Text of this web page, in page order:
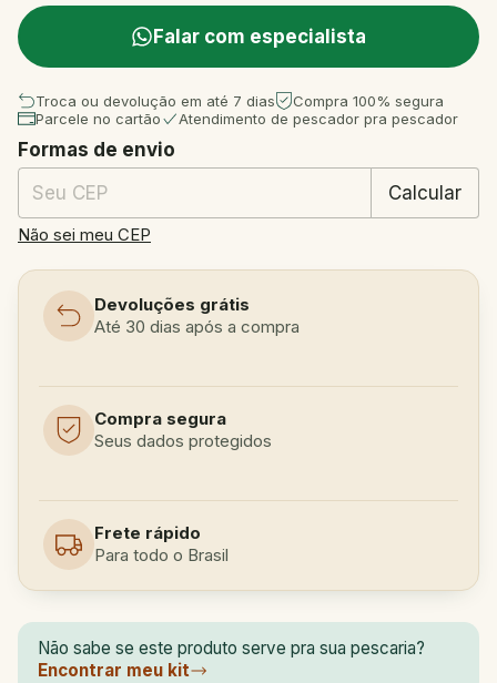
Falar com especialista
Troca ou devolução em até 7 dias
Compra 100% segura
Parcele no cartão
Atendimento de pescador pra pescador
Entregas para o CEP:
Formas de envio
Calcular
Não sei meu CEP
Devoluções grátis
Até 30 dias após a compra
Compra segura
Seus dados protegidos
Frete rápido
Para todo o Brasil
Não sabe se este produto serve pra sua pescaria?
Encontrar meu kit